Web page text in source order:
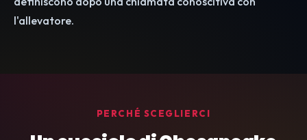
l'allevatore.
PERCHÉ SCEGLIERCI